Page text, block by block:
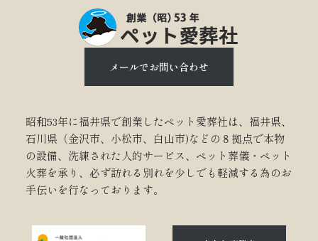
メールでお問い合わせ
昭和53年に福井県で創業したペット愛葬社は、福井県、
石川県（金沢市、小松市、白山市)などの８拠点で本物
の設備、洗練された人的サービス、ペット葬儀・ペット
火葬を承り、必ず訪れる別れを少しでも軽減する為のお
手伝いを行なっております。